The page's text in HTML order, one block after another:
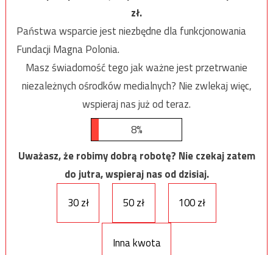
zł.
Państwa wsparcie jest niezbędne dla funkcjonowania
Fundacji Magna Polonia.
Masz świadomość tego jak ważne jest przetrwanie
niezależnych ośrodków medialnych? Nie zwlekaj więc,
wspieraj nas już od teraz.
8%
Uważasz, że robimy dobrą robotę? Nie czekaj zatem
do jutra, wspieraj nas od dzisiaj.
30 zł
50 zł 100 zł
Inna kwota